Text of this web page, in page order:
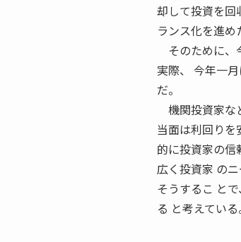
却して投資を回
ランス化を進め
そのために、
実際、 今年一
だ。
機関投資家な
当面は利回り
的に投資家の
広く投資家 のニ
そうするこ と
る と考えている
（梶原幸絵